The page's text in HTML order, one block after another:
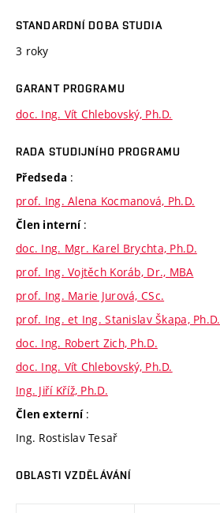
STANDARDNÍ DOBA STUDIA
3 roky
GARANT PROGRAMU
doc. Ing. Vít Chlebovský, Ph.D.
RADA STUDIJNÍHO PROGRAMU
Předseda :
prof. Ing. Alena Kocmanová, Ph.D.
Člen interní :
doc. Ing. Mgr. Karel Brychta, Ph.D.
prof. Ing. Vojtěch Koráb, Dr., MBA
prof. Ing. Marie Jurová, CSc.
prof. Ing. et Ing. Stanislav Škapa, Ph.D.
doc. Ing. Robert Zich, Ph.D.
doc. Ing. Vít Chlebovský, Ph.D.
Ing. Jiří Kříž, Ph.D.
Člen externí :
Ing. Rostislav Tesař
OBLASTI VZDĚLÁVÁNÍ